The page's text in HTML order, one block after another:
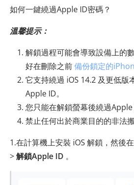
如何一鍵繞過Apple ID密碼？
溫馨提示：
解鎖過程可能會導致設備上的
好在刪除之前備份鎖定的
它支持繞過 iOS 14.2 及更低
Apple ID。
您只能在解鎖螢幕後繞過Apple
禁止任何出於商業目的的非法搬
1.在計算機上安裝 iOS 解鎖，然後
>解鎖Apple ID 。